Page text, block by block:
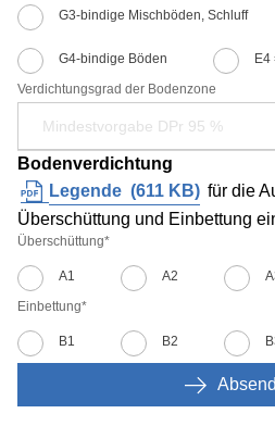
G3-bindige Mischböden, Schluff
G4-bindige Böden
E4
Verdichtungsgrad der Bodenzone
Bodenverdichtung
Legende (611 KB) für die
Überschüttung und Einbettung
Überschüttung*
A1 A2
Einbettung*
B1 B2